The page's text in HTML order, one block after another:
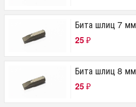
Бита шлиц 7 мм
25 ₽
Бита шлиц 8 мм
25 ₽